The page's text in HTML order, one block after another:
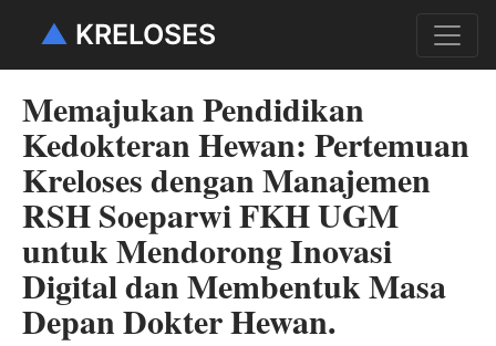
▲ KRELOSES
Memajukan Pendidikan
Kedokteran Hewan: Pertemuan
Kreloses dengan Manajemen
RSH Soeparwi FKH UGM
untuk Mendorong Inovasi
Digital dan Membentuk Masa
Depan Dokter Hewan.